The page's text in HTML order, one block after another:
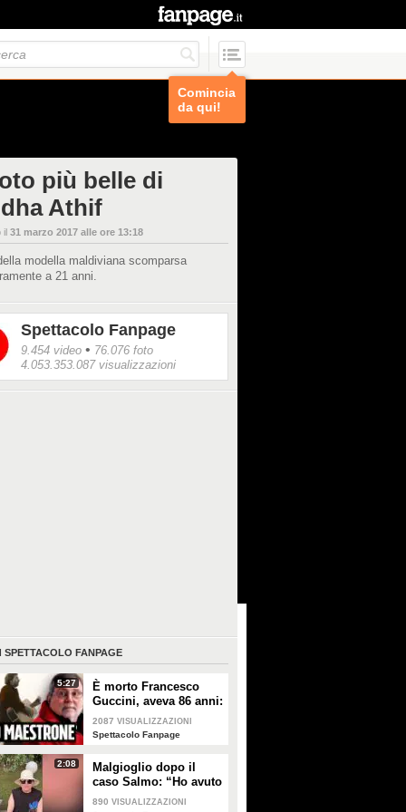
Comincia
da qui!
più belle di
Athif
il 31 marzo 2017 alle ore 13:18
modella maldiviana scomparsa
a 21 anni.
Spettacolo Fanpage
9.454 video • 76.076 foto
4.053.353.087 visualizzazioni
SPETTACOLO FANPAGE
5:27
È morto Francesco
Guccini, aveva 86 anni:
è stato uno dei
cantautori più
2087 VISUALIZZAZIONI
Spettacolo Fanpage
2:08
Malgioglio dopo il
caso Salmo: “Ho avuto
un melanoma. Mettete
890 VISUALIZZAZIONI